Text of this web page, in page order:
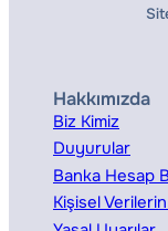
Hakkımızda
Biz Kimiz
Duyurular
Banka Hesap
Kişisel Verilerin